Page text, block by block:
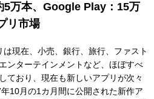
5万本、Google Play：15万
リ市場
現在、小売、銀行、旅行、ファスト
ンターテインメントなど、ほぼすべ
ており、現在も新しいアプリが次々
10月の1カ月間に公開された新作ア